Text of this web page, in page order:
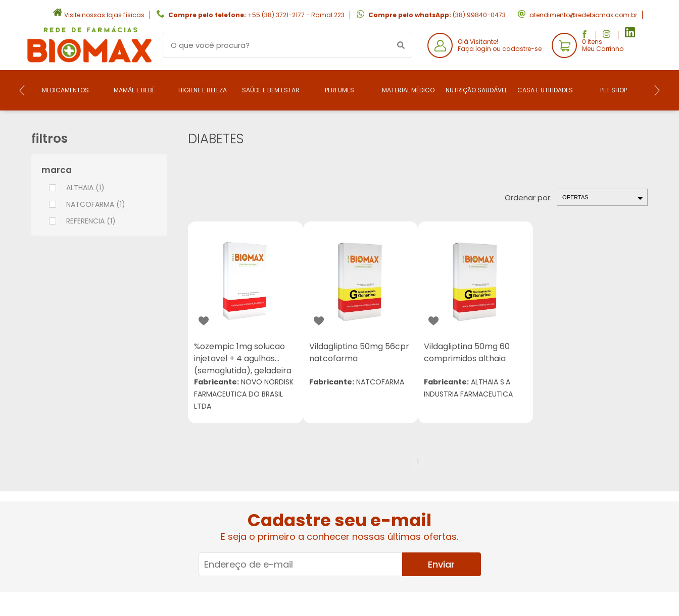
Visite nossas lojas físicas Compre pelo telefone: +55 (38) 3721-2177 - Ramal 223 Compre pelo whatsApp: (38) 99840-0473 atendimento@redebiomax.com.br
Olá Visitante!
Faça login ou cadastre-se
0 itens
Meu Carrinho
MEDICAMENTOS MAMÃE E BEBÊ HIGIENE E BELEZA SAÚDE E BEM ESTAR PERFUMES MATERIAL MÉDICO NUTRIÇÃO SAUDÁVEL CASA E UTILIDADES PET SHOP
filtros
marca
ALTHAIA (1)
NATCOFARMA (1)
REFERENCIA (1)
DIABETES
Ordenar por:
%ozempic 1mg solucao
injetavel + 4 agulhas
(semaglutida), geladeira
Fabricante: NOVO NORDISK
FARMACEUTICA DO BRASIL
LTDA
Vildagliptina 50mg 56cpr
natcofarma
Fabricante:NATCOFARMA
Vildagliptina 50mg 60
comprimidos althaia
Fabricante: ALTHAIA S.A
INDUSTRIA FARMACEUTICA
1
Cadastre seu e-mail
E seja o primeiro a conhecer nossas últimas ofertas.
Enviar